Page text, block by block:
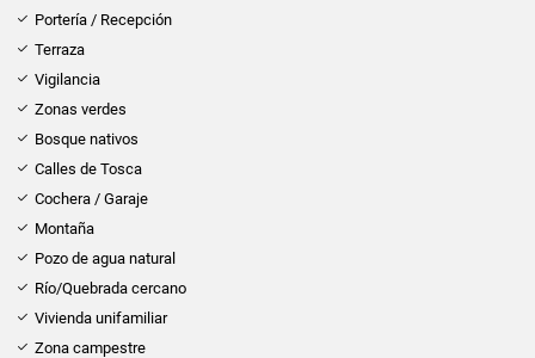
Portería / Recepción
Terraza
Vigilancia
Zonas verdes
Bosque nativos
Calles de Tosca
Cochera / Garaje
Montaña
Pozo de agua natural
Río/Quebrada cercano
Vivienda unifamiliar
Zona campestre